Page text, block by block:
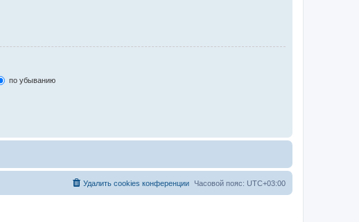
по убыванию
Часовой пояс: UTC+03:00
Удалить cookies конференции